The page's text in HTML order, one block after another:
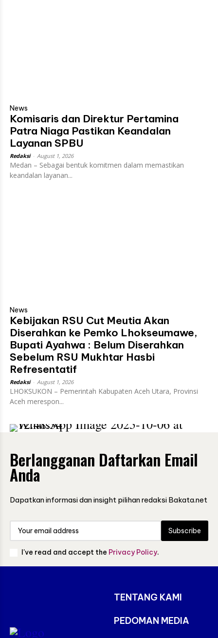
News
Komisaris dan Direktur Pertamina
Patra Niaga Pastikan Keandalan
Layanan SPBU
Redaksi August 1, 2026
Medan – Sebagai bentuk komitmen dalam memastikan
keandalan layanan...
News
Kebijakan RSU Cut Meutia Akan
Diserahkan ke Pemko Lhokseumawe,
Bupati Ayahwa : Belum Diserahkan
Sebelum RSU Mukhtar Hasbi
Refresentatif
Redaksi August 1, 2026
LHOKSUKON – Pemerintah Kabupaten Aceh Utara, Provinsi
Aceh merespon...
Berlangganan Daftarkan Email
Anda
Dapatkan informasi dan insight pilihan redaksi Bakata.net
Subscribe
I've read and accept the Privacy Policy.
TENTANG KAMI
PEDOMAN MEDIA